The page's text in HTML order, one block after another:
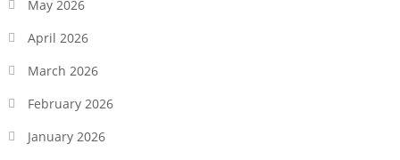
May 2026
April 2026
March 2026
February 2026
January 2026